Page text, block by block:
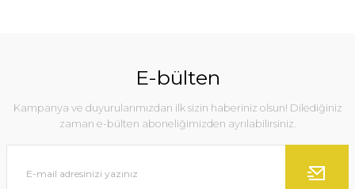
E-bülten
Kampanya ve duyurularımızdan ilk sizin haberiniz olsun! Dilediğiniz
zaman e-bülten aboneliğimizden ayrılabilirsiniz.